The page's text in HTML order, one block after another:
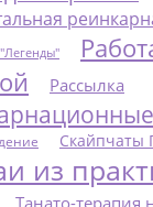
Рассылка
Скайпчаты
из
Танато-терапия